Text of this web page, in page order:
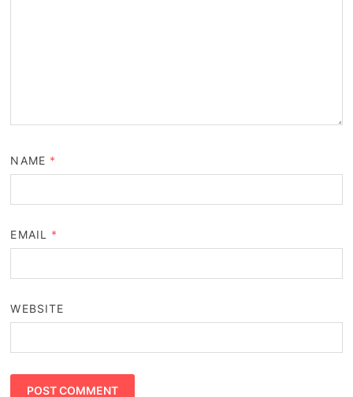
NAME *
EMAIL *
WEBSITE